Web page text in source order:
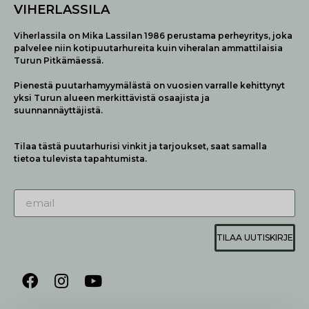
VIHERLASSILA
Viherlassila on Mika Lassilan 1986 perustama perheyritys, joka
palvelee niin kotipuutarhureita kuin viheralan ammattilaisia
Turun Pitkämäessä.
Pienestä puutarhamyymälästä on vuosien varralle kehittynyt
yksi Turun alueen merkittävistä osaajista ja
suunnannäyttäjistä.
Tilaa tästä puutarhurisi vinkit ja tarjoukset, saat samalla
tietoa tulevista tapahtumista.
TILAA UUTISKIRJE